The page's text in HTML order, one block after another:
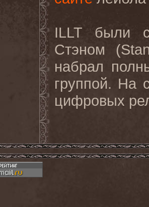
ILLT были
Стэном
набрал
группой. На
цифровых